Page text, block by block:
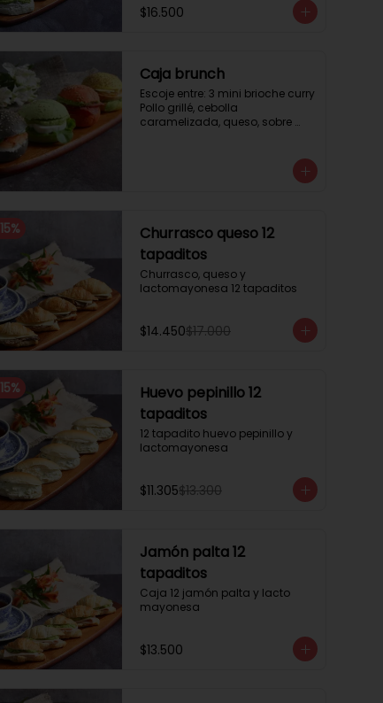
$16.500
Caja brunch
Escoje entre: 3 mini brioche curry
Pollo grillé, cebolla
caramelizada, queso, sobre
Pastrami, lactonesa, tomate y
3 mini brioche tinta calamar.
Salmon ahumado, queso
crema, hojas de rúcula
15%
Churrasco queso 12
tapaditos
Churrasco, queso y
lactomayonesa 12 tapaditos
$14.450$17.000
15%
Huevo pepinillo 12
tapaditos
12 tapadito huevo pepinillo y
lactomayonesa
$11.305$13.300
Jamón palta 12
tapaditos
Caja 12 jamón palta y lacto
mayonesa
$13.500